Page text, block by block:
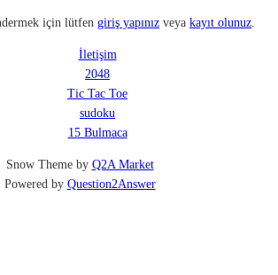
için lütfen giriş yapınız veya kayıt olunuz.
İletişim
2048
Tic Tac Toe
sudoku
15 Bulmaca
Snow Theme by Q2A Market
Powered by Question2Answer